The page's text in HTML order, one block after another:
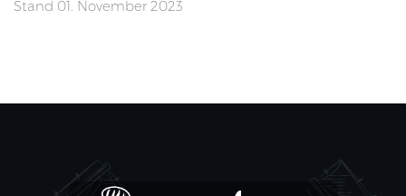
Stand 01. November 2023